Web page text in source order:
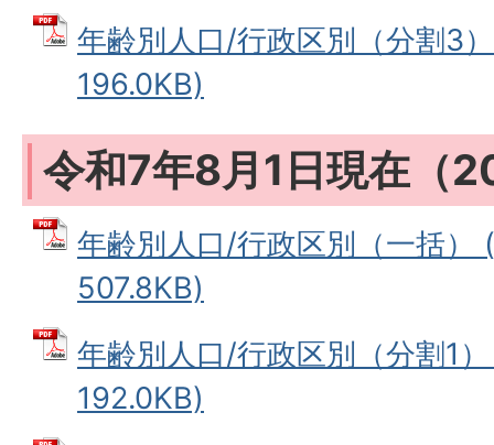
年齢別人口/行政区別（分割3
196.0KB)
令和7年8月1日現在（
年齢別人口/行政区別（一括）
507.8KB)
年齢別人口/行政区別（分割1
192.0KB)